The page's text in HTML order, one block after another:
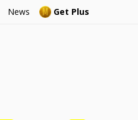
News Get Plus